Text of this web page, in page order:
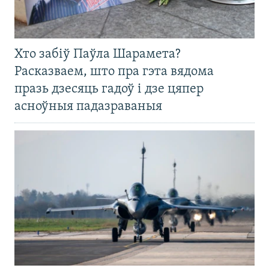
Хто забіў Паўла Шарамета?
Расказваем, што пра гэта вядома
празь дзесяць гадоў і дзе цяпер
асноўныя падазраваныя